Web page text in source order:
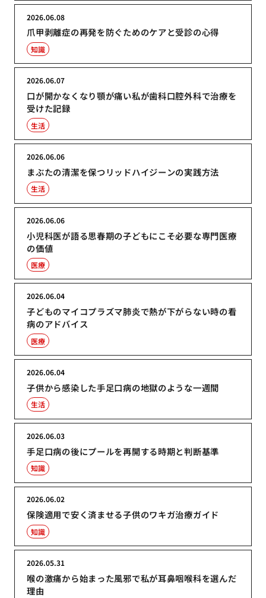
爪甲剥離症の再発を防ぐためのケアと受診の心得
2026.06.08
知識
口が開かなくなり顎が痛い私が歯科口腔外科で治療を
受けた記録
2026.06.07
生活
まぶたの清潔を保つリッドハイジーンの実践方法
2026.06.06
生活
小児科医が語る思春期の子どもにこそ必要な専門医療
の価値
2026.06.06
医療
子どものマイコプラズマ肺炎で熱が下がらない時の看
病のアドバイス
2026.06.04
医療
子供から感染した手足口病の地獄のような一週間
2026.06.04
生活
手足口病の後にプールを再開する時期と判断基準
2026.06.03
知識
保険適用で安く済ませる子供のワキガ治療ガイド
2026.06.02
知識
喉の激痛から始まった風邪で私が耳鼻咽喉科を選んだ
理由
2026.05.31